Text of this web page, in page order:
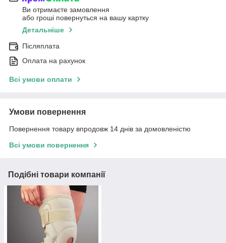
Ви отримаєте замовлення
або гроші повернуться на вашу картку
Детальніше
Післяплата
Оплата на рахунок
Всі умови оплати
Умови повернення
Повернення товару впродовж 14 днів за домовленістю
Всі умови повернення
Подібні товари компанії